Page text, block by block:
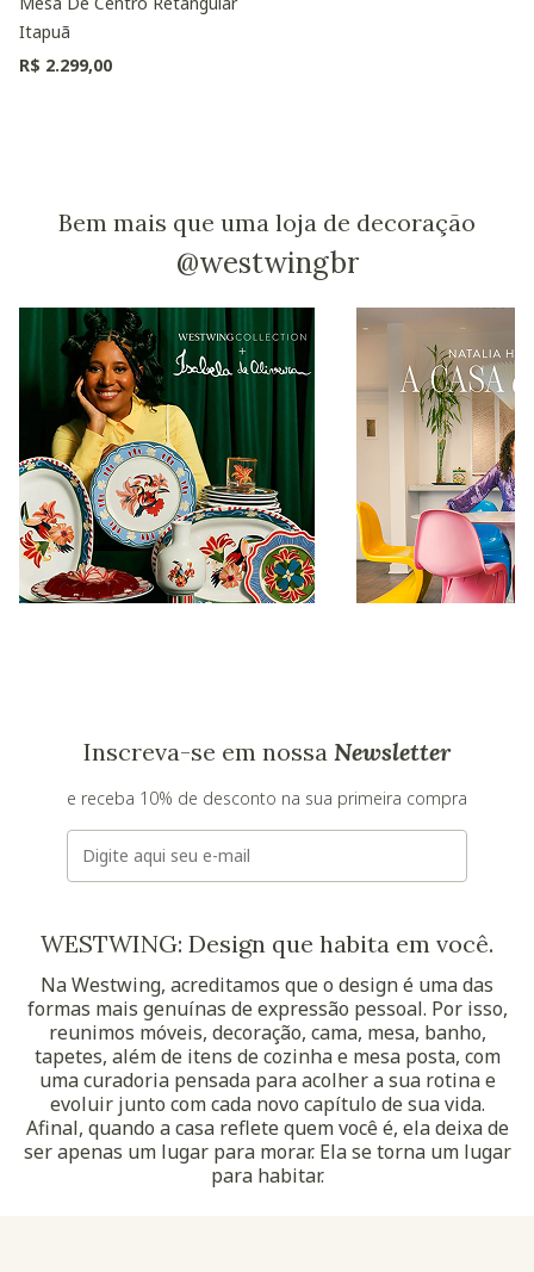
Itapuã
R$ 2.299,00
Bem mais que uma loja de decoração
@westwingbr
Inscreva-se em nossa Newsletter
e receba 10% de desconto na sua primeira compra
E-mail
WESTWING: Design que habita em você.
Na Westwing, acreditamos que o design é uma das
formas mais genuínas de expressão pessoal. Por isso,
reunimos móveis, decoração, cama, mesa, banho,
tapetes, além de itens de cozinha e mesa posta, com
uma curadoria pensada para acolher a sua rotina e
evoluir junto com cada novo capítulo de sua vida.
Afinal, quando a casa reflete quem você é, ela deixa de
ser apenas um lugar para morar. Ela se torna um lugar
para habitar.